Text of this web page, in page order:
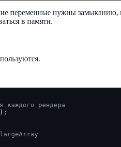
переменные нужны
в памяти.
рендера
);